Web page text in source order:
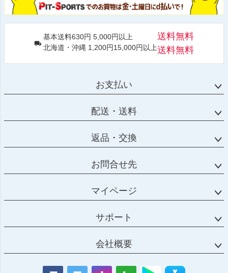
基本送料630円 5,000円以上
北海道・沖縄 1,200円15,000円以上
送料無料
送料無料
お支払い
配送・送料
返品・交換
お問合せ先
マイページ
サポート
会社概要